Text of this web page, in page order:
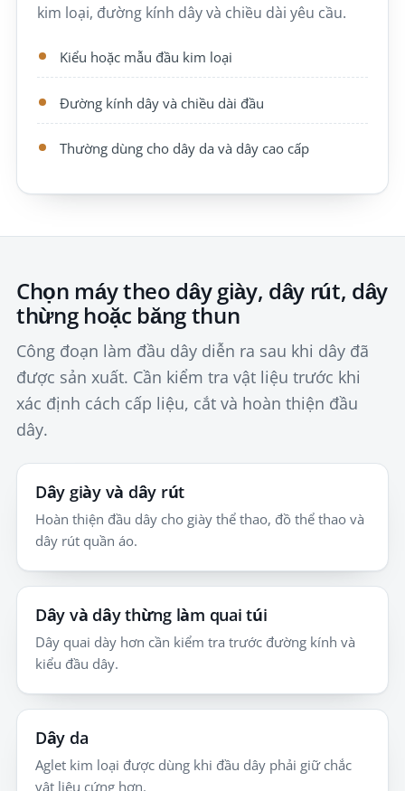
kim loại, đường kính dây và chiều dài yêu cầu.
Kiểu hoặc mẫu đầu kim loại
Đường kính dây và chiều dài đầu
Thường dùng cho dây da và dây cao cấp
Chọn máy theo dây giày, dây rút, dây
thừng hoặc băng thun
Công đoạn làm đầu dây diễn ra sau khi dây đã
được sản xuất. Cần kiểm tra vật liệu trước khi
xác định cách cấp liệu, cắt và hoàn thiện đầu
dây.
Dây giày và dây rút
Hoàn thiện đầu dây cho giày thể thao, đồ thể thao và
dây rút quần áo.
Dây và dây thừng làm quai túi
Dây quai dày hơn cần kiểm tra trước đường kính và
kiểu đầu dây.
Dây da
Aglet kim loại được dùng khi đầu dây phải giữ chắc
vật liệu cứng hơn.